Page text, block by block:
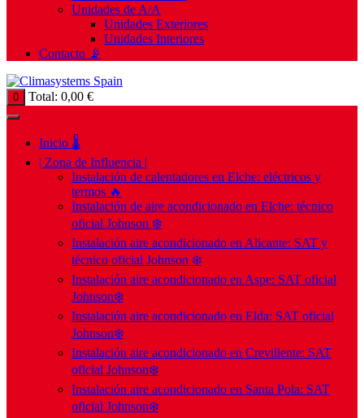
Unidades de A/A
Unidades Exteriores
Unidades Interiores
Contacto 📡
0 Total: 0,00 €
Inicio 🌡️
| Zona de Influencia |
Instalación de calentadores en Elche: eléctricos y
termos 🔥
Instalación de aire acondicionado en Elche: técnico
oficial Johnson ❄️
Instalación aire acondicionado en Alicante: SAT y
técnico oficial Johnson ❄️
Instalación aire acondicionado en Aspe: SAT oficial
Johnson❄️
Instalación aire acondicionado en Elda: SAT oficial
Johnson❄️
Instalación aire acondicionado en Crevillente: SAT
oficial Johnson❄️
Instalación aire acondicionado en Santa Pola: SAT
oficial Johnson❄️